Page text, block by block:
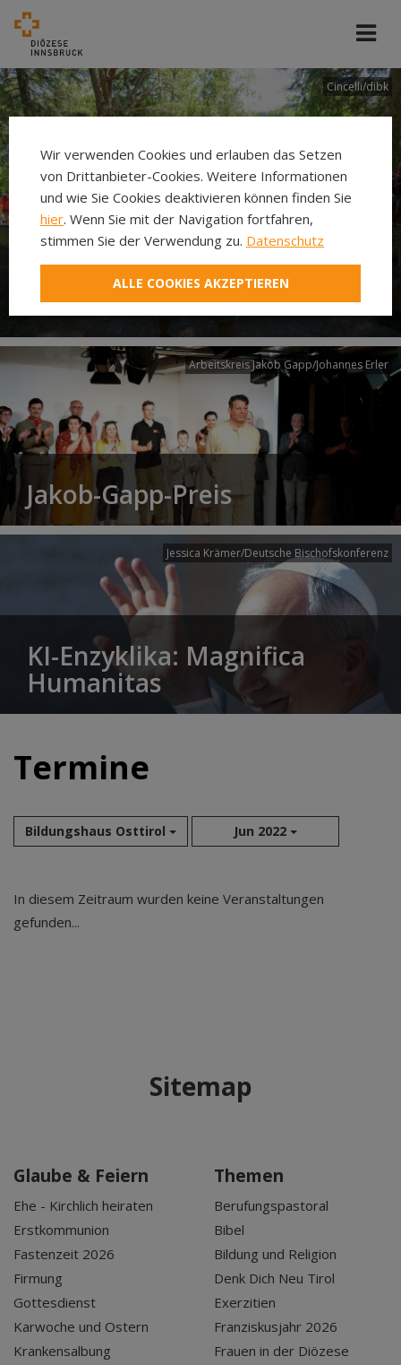
Cincelli/dibk
Neuer Pilgerweg Via
Laudato si’
Arbeitskreis Jakob Gapp/Johannes Erler
Jakob-Gapp-Preis
Jessica Krämer/Deutsche Bischofskonferenz
KI-Enzyklika: Magnifica
Humanitas
Termine
Bildungshaus Osttirol Jun 2022
Aug 2026
Apr 2027
Mai 2027
In diesem Zeitraum wurden keine Veranstaltungen
gefunden...
Sitemap
Glaube & Feiern
Ehe - Kirchlich heiraten
Erstkommunion
Fastenzeit 2026
Firmung
Gottesdienst
Karwoche und Ostern
Krankensalbung
Themen
Berufungspastoral
Bibel
Bildung und Religion
Denk Dich Neu Tirol
Exerzitien
Franziskusjahr 2026
Frauen in der Diözese
Wir verwenden Cookies und erlauben das Setzen
von Drittanbieter-Cookies. Weitere Informationen
und wie Sie Cookies deaktivieren können finden Sie
hier. Wenn Sie mit der Navigation fortfahren,
stimmen Sie der Verwendung zu. Datenschutz
ALLE COOKIES AKZEPTIEREN